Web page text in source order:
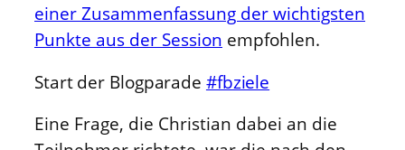
einer Zusammenfassung der wichtigsten
Punkte aus der Session empfohlen.
Start der Blogparade #fbziele
Eine Frage, die Christian dabei an die